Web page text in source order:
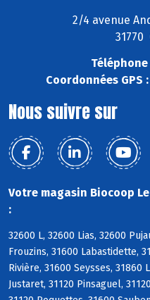
2/4 avenue
31770
Téléphone
Coordonnées GPS :
Nous suivre sur
Votre magasin Biocoop
:
32600 L, 32600 Lias, 32600
Frouzins, 31600 Labastidette,
Rivière, 31600 Seysses,
Justaret, 31120 Pinsaguel,